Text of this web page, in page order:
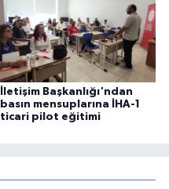
İletişim Başkanlığı'ndan
basın mensuplarına İHA-1
ticari pilot eğitimi